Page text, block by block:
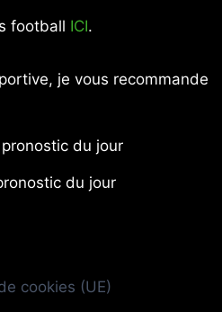
football ICI.
je vous recommande
du jour
cookies (UE)